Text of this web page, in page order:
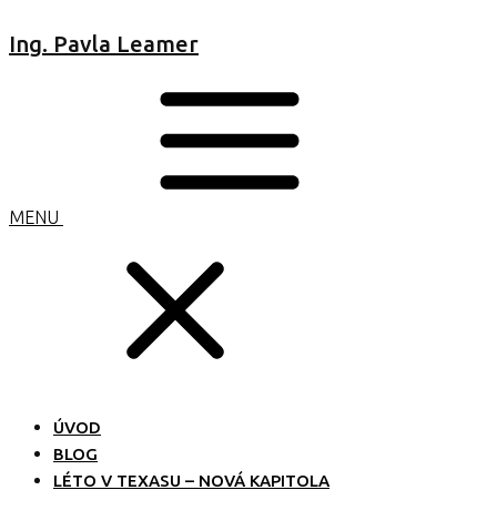
Ing. Pavla Leamer
MENU
ÚVOD
BLOG
LÉTO V TEXASU – NOVÁ KAPITOLA